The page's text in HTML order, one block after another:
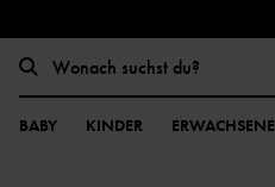
BABY KINDER ERWACHSENE